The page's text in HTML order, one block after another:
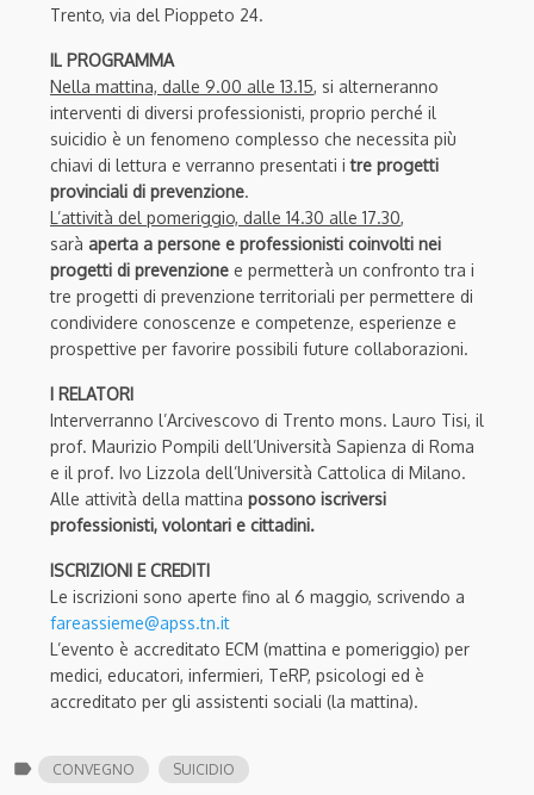
Trento, via del Pioppeto 24.
IL PROGRAMMA
Nella mattina, dalle 9.00 alle 13.15, si alterneranno
interventi di diversi professionisti, proprio perché il
suicidio è un fenomeno complesso che necessita più
chiavi di lettura e verranno presentati itre progetti
provinciali di prevenzione.
L’attività del pomeriggio, dalle 14.30 alle 17.30,
sarà aperta a persone e professionisti coinvolti nei
progetti di prevenzione e permetterà un confronto tra i
tre progetti di prevenzione territoriali per permettere di
condividere conoscenze e competenze, esperienze e
prospettive per favorire possibili future collaborazioni.
I RELATORI
Interverranno l’Arcivescovo di Trento mons. Lauro Tisi, il
prof. Maurizio Pompili dell’Università Sapienza di Roma
e il prof. Ivo Lizzola dell’Università Cattolica di Milano.
Alle attività della mattina possono iscriversi
professionisti, volontari e cittadini.
ISCRIZIONI E CREDITI
Le iscrizioni sono aperte fino al 6 maggio, scrivendo a
fareassieme@apss.tn.it
L’evento è accreditato ECM (mattina e pomeriggio) per
medici, educatori, infermieri, TeRP, psicologi ed è
accreditato per gli assistenti sociali (la mattina).
label CONVEGNO SUICIDIO